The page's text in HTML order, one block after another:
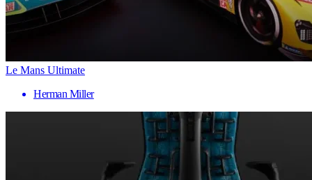
Le Mans Ultimate
Herman Miller